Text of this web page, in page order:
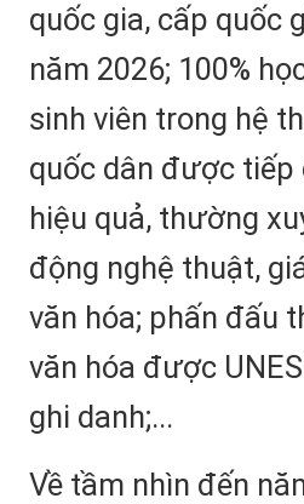
quốc gia, cấp quốc
năm 2026; 100%
sinh viên trong hệ
quốc dân được tiếp
hiệu quả, thường
động nghệ thuật,
văn hóa; phấn đấu
văn hóa được
ghi danh;...
Về tầm nhìn đến